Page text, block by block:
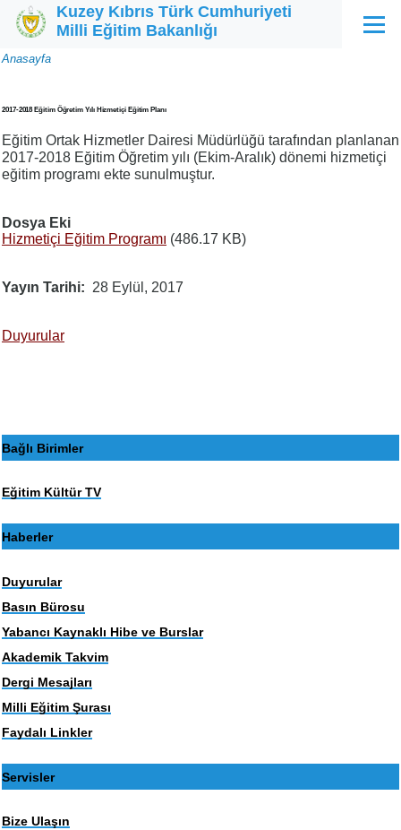
Ana içeriğe atla
Kuzey Kıbrıs Türk Cumhuriyeti
Milli Eğitim Bakanlığı
Menü
Sayfa
Anasayfa
2017-2018 Eğitim Öğretim Yılı Hizmetiçi Eğitim Planı
Eğitim Ortak Hizmetler Dairesi Müdürlüğü tarafından planlanan
2017-2018 Eğitim Öğretim yılı (Ekim-Aralık) dönemi hizmetiçi
eğitim programı ekte sunulmuştur.
Dosya Eki
Hizmetiçi Eğitim Programı (486.17 KB)
Yayın Tarihi 28 Eylül, 2017
Duyurular
Bağlı Birimler
Eğitim Kültür TV
Haberler
Duyurular
Basın Bürosu
Yabancı Kaynaklı Hibe ve Burslar
Akademik Takvim
Dergi Mesajları
Milli Eğitim Şurası
Faydalı Linkler
Servisler
Bize Ulaşın